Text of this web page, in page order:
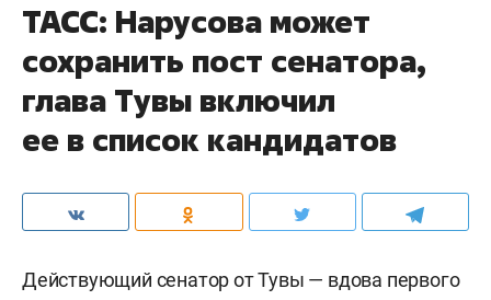
ТАСС: Нарусова может
сохранить пост сенатора,
глава Тувы включил
ее в список кандидатов
Действующий сенатор от Тувы — вдова первого